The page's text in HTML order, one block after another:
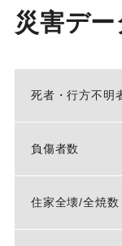
災害デー
死者・行方不明
負傷者数
住家全壊/全焼数